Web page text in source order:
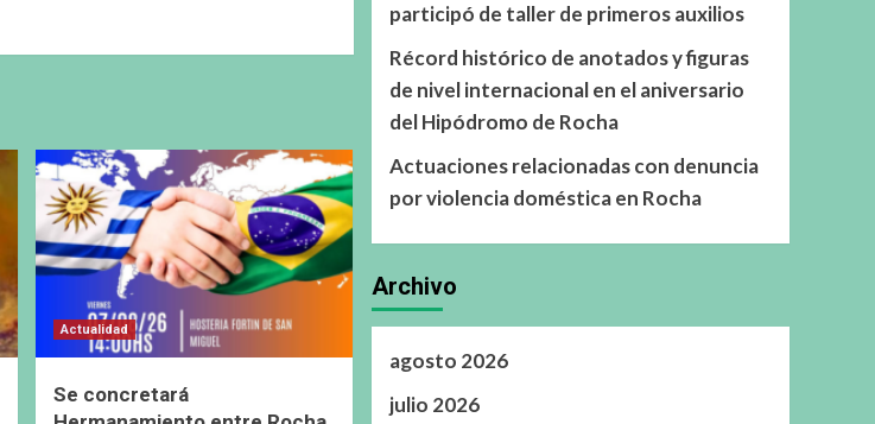
Actualidad
Se concretará
participó de taller de primeros auxilios
Récord histórico de anotados y figuras
de nivel internacional en el aniversario
del Hipódromo de Rocha
Actuaciones relacionadas con denuncia
por violencia doméstica en Rocha
Archivo
agosto 2026
julio 2026